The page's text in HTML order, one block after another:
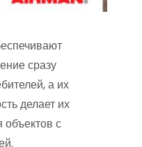
сразу
а их
делает их
с